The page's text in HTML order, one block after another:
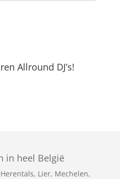
Allround DJ’s!
in heel België
Herentals, Lier, Mechelen,